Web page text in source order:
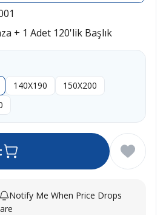
+ 1 Adet 120'lik Başlık
140X190
150X200
Notify Me When Price Drops